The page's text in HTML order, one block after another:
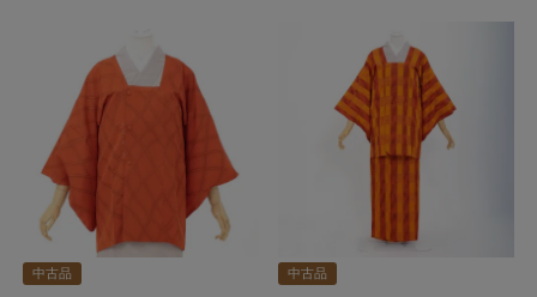
中古品 中古品